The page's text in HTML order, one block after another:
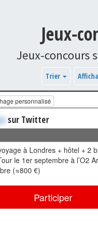
Jeux-
Jeux-concours
Trier
personnalisé
sur Twitter
à Londres + hôtel + 2
le 1er septembre à l’O2
(≈800 €)
Participer